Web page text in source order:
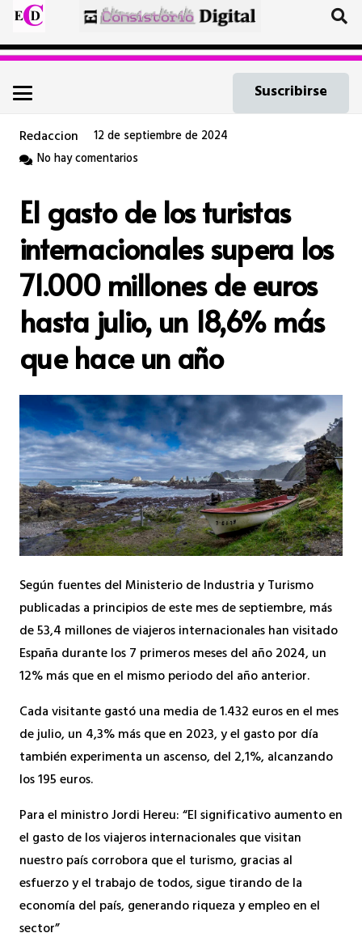
Suscribirse
Redaccion
12 de septiembre de 2024
No hay comentarios
El gasto de los turistas
internacionales supera los
71.000 millones de euros
hasta julio, un 18,6% más
que hace un año
Según fuentes del Ministerio de Industria y Turismo
publicadas a principios de este mes de septiembre, más
de 53,4 millones de viajeros internacionales han visitado
España durante los 7 primeros meses del año 2024, un
12% más que en el mismo periodo del año anterior.
Cada visitante gastó una media de 1.432 euros en el mes
de julio, un 4,3% más que en 2023, y el gasto por día
también experimenta un ascenso, del 2,1%, alcanzando
los 195 euros.
Para el ministro Jordi Hereu: “El significativo aumento en
el gasto de los viajeros internacionales que visitan
nuestro país corrobora que el turismo, gracias al
esfuerzo y el trabajo de todos, sigue tirando de la
economía del país, generando riqueza y empleo en el